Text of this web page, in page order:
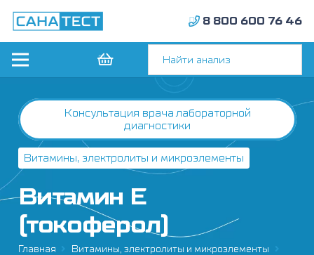
8 800 600 76 46
Консультация врача лабораторной
диагностики
Витамины, электролиты и микроэлементы
Витамин Е
(токоферол)
Главная
Витамины, электролиты и микроэлементы